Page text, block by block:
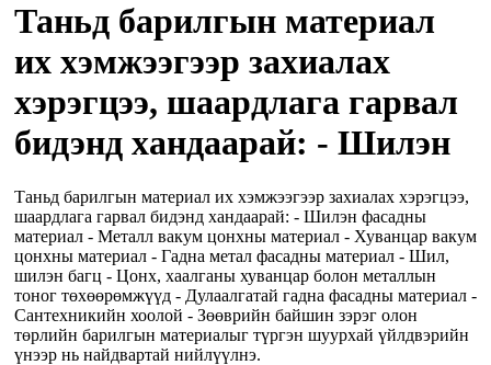
Таньд барилгын материал
их хэмжээгээр захиалах
хэрэгцээ, шаардлага гарвал
бидэнд хандаарай: - Шилэн
Таньд барилгын материал их хэмжээгээр захиалах хэрэгцээ,
шаардлага гарвал бидэнд хандаарай: - Шилэн фасадны
материал - Металл вакум цонхны материал - Хуванцар вакум
цонхны материал - Гадна метал фасадны материал - Шил,
шилэн багц - Цонх, хаалганы хуванцар болон металлын
тоног төхөөрөмжүүд - Дулаалгатай гадна фасадны материал -
Сантехникийн хоолой - Зөөврийн байшин зэрэг олон
төрлийн барилгын материалыг түргэн шуурхай үйлдвэрийн
үнээр нь найдвартай нийлүүлнэ.